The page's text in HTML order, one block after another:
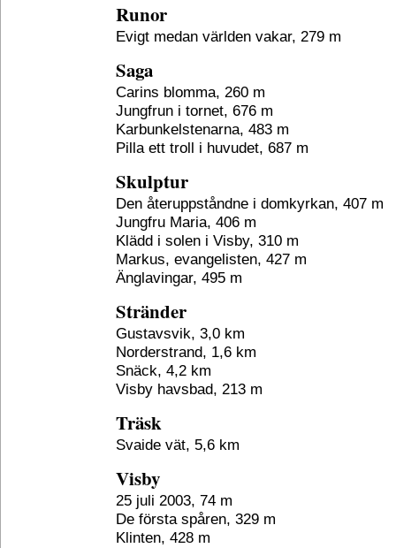
Runor
Evigt medan världen vakar, 279 m
Saga
Carins blomma, 260 m
Jungfrun i tornet, 676 m
Karbunkelstenarna, 483 m
Pilla ett troll i huvudet, 687 m
Skulptur
Den återuppståndne i domkyrkan, 407 m
Jungfru Maria, 406 m
Klädd i solen i Visby, 310 m
Markus, evangelisten, 427 m
Änglavingar, 495 m
Stränder
Gustavsvik, 3,0 km
Norderstrand, 1,6 km
Snäck, 4,2 km
Visby havsbad, 213 m
Träsk
Svaide vät, 5,6 km
Visby
25 juli 2003, 74 m
De första spåren, 329 m
Klinten, 428 m